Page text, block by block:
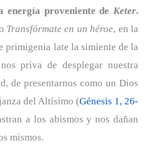
energía proveniente de Keter.
Transfórmate en un héroe, en la
primigenia late la simiente de la
priva de desplegar nuestra
de presentarnos como un Dios
del Altísimo (Génesis 1, 26-
a los abismos y nos dañan
mismos.